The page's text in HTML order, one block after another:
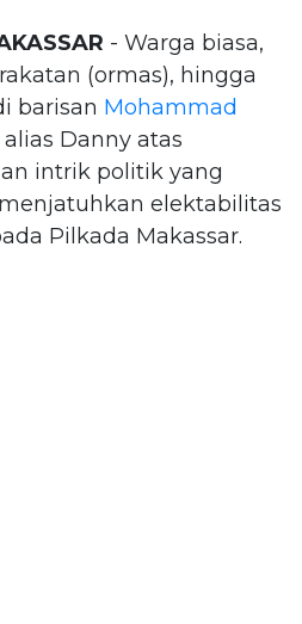
- Warga biasa,
(ormas), hingga
barisan Mohammad
alias Danny atas
intrik politik yang
elektabilitas
Pilkada Makassar.